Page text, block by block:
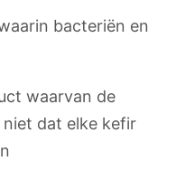
bacteriën en
waarvan de
dat elke kefir